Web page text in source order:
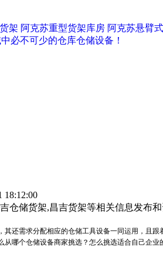
架 阿克苏重型货架库房 阿克苏悬臂
必不可少的仓库仓储设备！
18:12:00
仓储货架,昌吉货架等相关信息发布
还需求分配相应的仓储工具设备一同运用，且
哪个仓储设备商家挑选？怎么挑选适合自己企业